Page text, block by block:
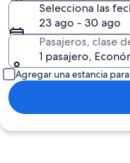
Selecciona las
23 ago - 30 ago
Pasajeros, clase
1 pasajero,
Agregar una estancia